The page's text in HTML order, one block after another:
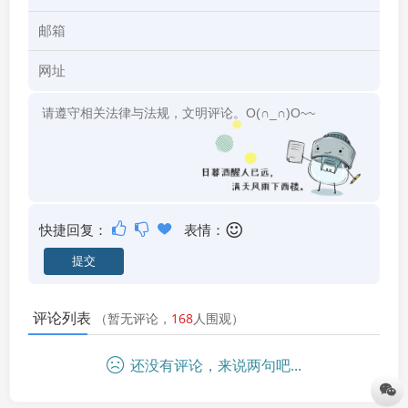
快捷回复： 表情：
评论列表 （暂无评论， 168人围观）
还没有评论，来说两句吧...